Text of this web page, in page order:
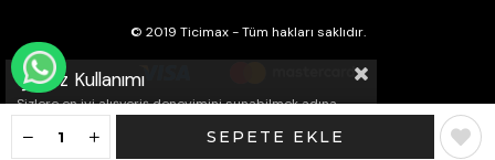
© 2019 Ticimax - Tüm hakları saklıdır.
Çerez Kullanımı
Sizlere en iyi alışveriş deneyimini sunabilmek adına
bilgi için Kvkk sözleşmesini inceleyebilirsiniz.